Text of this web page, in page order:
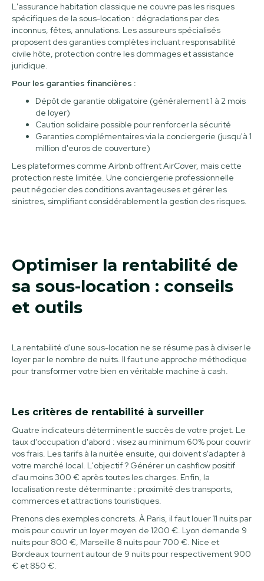
L'assurance habitation classique ne couvre pas les risques
spécifiques de la sous-location : dégradations par des
inconnus, fêtes, annulations. Les assureurs spécialisés
proposent des garanties complètes incluant responsabilité
civile hôte, protection contre les dommages et assistance
juridique.
Pour les garanties financières :
Dépôt de garantie obligatoire (généralement 1 à 2 mois
de loyer)
Caution solidaire possible pour renforcer la sécurité
Garanties complémentaires via la conciergerie (jusqu'à 1
million d'euros de couverture)
Les plateformes comme Airbnb offrent AirCover, mais cette
protection reste limitée. Une conciergerie professionnelle
peut négocier des conditions avantageuses et gérer les
sinistres, simplifiant considérablement la gestion des risques.
Optimiser la rentabilité de
sa sous-location : conseils
et outils
La rentabilité d'une sous-location ne se résume pas à diviser le
loyer par le nombre de nuits. Il faut une approche méthodique
pour transformer votre bien en véritable machine à cash.
Les critères de rentabilité à surveiller
Quatre indicateurs déterminent le succès de votre projet. Le
taux d'occupation d'abord : visez au minimum 60% pour couvrir
vos frais. Les tarifs à la nuitée ensuite, qui doivent s'adapter à
votre marché local. L'objectif ? Générer un cashflow positif
d'au moins 300 € après toutes les charges. Enfin, la
localisation reste déterminante : proximité des transports,
commerces et attractions touristiques.
Prenons des exemples concrets. À Paris, il faut louer 11 nuits par
mois pour couvrir un loyer moyen de 1200 €. Lyon demande 9
nuits pour 800 €, Marseille 8 nuits pour 700 €. Nice et
Bordeaux tournent autour de 9 nuits pour respectivement 900
€ et 850 €.